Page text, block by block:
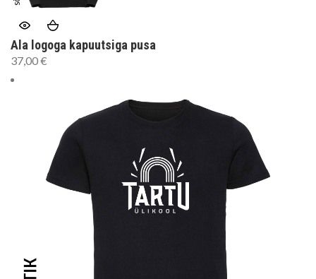
Ala logoga kapuutsiga pusa
37,00€